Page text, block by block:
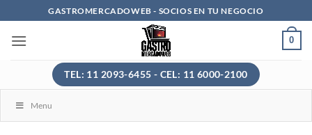
al
contenido
GASTROMERCADOWEB - SOCIOS EN TU NEGOCIO
0
TEL: 11 2093-6455 - CEL: 11 6000-2100
Menu